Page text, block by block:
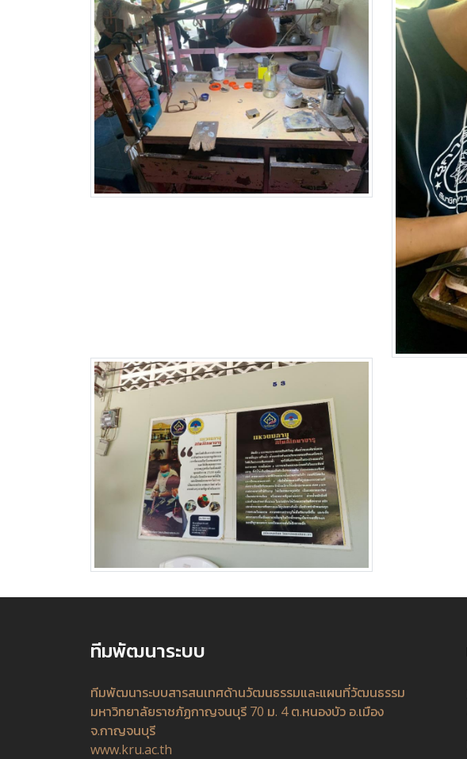
ทีมพัฒนาระบบ
ทีมพัฒนาระบบสารสนเทศด้านวัฒนธรรมและแผนที่วัฒนธรรม
มหาวิทยาลัยราชภัฏกาญจนบุรี 70 ม. 4 ต.หนองบัว อ.เมือง
จ.กาญจนบุรี
www.kru.ac.th